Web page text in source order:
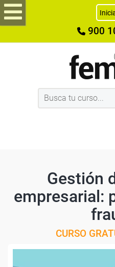
900
Gestión
empresarial:
CURSO